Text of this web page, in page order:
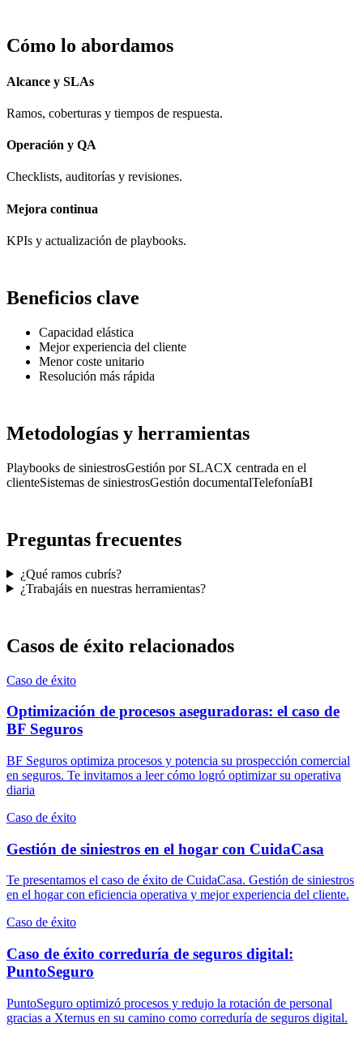
Cómo lo abordamos
Alcance y SLAs
Ramos, coberturas y tiempos de respuesta.
Operación y QA
Checklists, auditorías y revisiones.
Mejora continua
KPIs y actualización de playbooks.
Beneficios clave
Capacidad elástica
Mejor experiencia del cliente
Menor coste unitario
Resolución más rápida
Metodologías y herramientas
Playbooks de siniestrosGestión por SLACX centrada en el
clienteSistemas de siniestrosGestión documentalTelefoníaBI
Preguntas frecuentes
¿Qué ramos cubrís?
¿Trabajáis en nuestras herramientas?
Casos de éxito relacionados
Caso de éxito
Optimización de procesos aseguradoras: el caso de
BF Seguros
BF Seguros optimiza procesos y potencia su prospección comercial
en seguros. Te invitamos a leer cómo logró optimizar su operativa
diaria
Caso de éxito
Gestión de siniestros en el hogar con CuidaCasa
Te presentamos el caso de éxito de CuidaCasa. Gestión de siniestros
en el hogar con eficiencia operativa y mejor experiencia del cliente.
Caso de éxito
Caso de éxito correduría de seguros digital:
PuntoSeguro
PuntoSeguro optimizó procesos y redujo la rotación de personal
gracias a Xternus en su camino como correduría de seguros digital.